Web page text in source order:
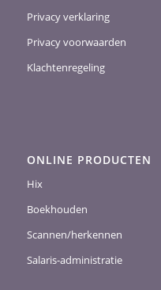
Privacy verklaring
Privacy voorwaarden
Klachtenregeling
ONLINE PRODUCTEN
Hix
Boekhouden
Scannen/herkennen
Salaris-administratie